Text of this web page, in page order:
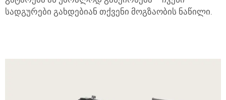
სადგურები გახდებიან თქვენი მოგზაობის ნაწილი.